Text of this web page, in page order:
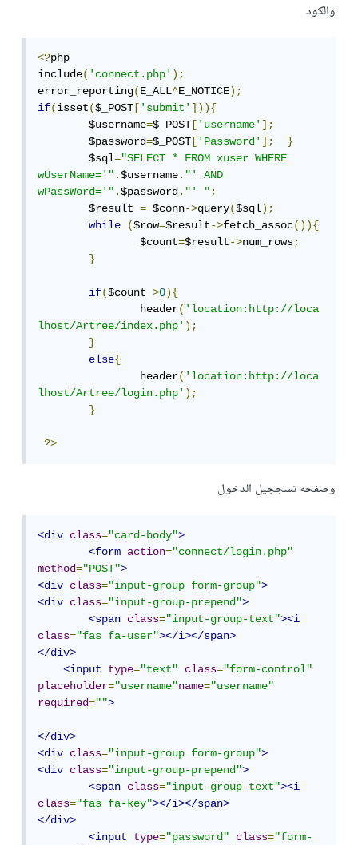
والكود
<?php
include('connect.php');
error_reporting(E_ALL^E_NOTICE);
if(isset($_POST ['submit'])){
	$username
=$_POST ['username'];
	$password
=$_POST ['Password'];
}
	$sql
="SELECT * FROM xuser WHERE
wUserName='".$username."' AND
wPassWord='".$password."' ";
	$result
= $conn->query($sql);
while
($row=$result->fetch_assoc()){
		$count
=$result->num_rows;
}
if($count >0){
		header
('location:http://loca
lhost/Artree/index.php');
}
else{
		header
('location:http://loca
lhost/Artree/login.php');
}
?>
وصفحه تسججيل الدخول
<div class="card-body">
<form
action="connect/login.php"
method="POST">
<div
class="input-group form-group">
<div
class="input-group-prepend">
<span
class="input-group-text"><i
class="fas fa-user"></i></span>
</div>
<input
type="text" class="form-control"
placeholder="username"name="username"
required="">
</div>
<div
class="input-group form-group">
<div
class="input-group-prepend">
<span
class="input-group-text"><i
class="fas fa-key"></i></span>
</div>
<input
type="password" class="form-